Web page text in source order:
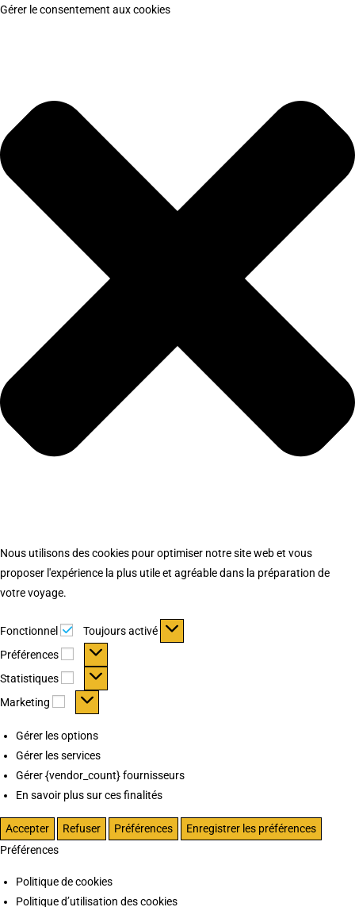
Gérer le consentement aux cookies
Nous utilisons des cookies pour optimiser notre site web et vous
proposer l'expérience la plus utile et agréable dans la préparation de
votre voyage.
Fonctionnel Fonctionnel
Toujours activé
Préférences
Préférences
Statistiques Statistiques
Marketing Marketing
Gérer les options
Gérer les services
Gérer {vendor_count} fournisseurs
En savoir plus sur ces finalités
Accepter Refuser Préférences
Enregistrer les préférences
Préférences
Politique de cookies
Politique d’utilisation des cookies